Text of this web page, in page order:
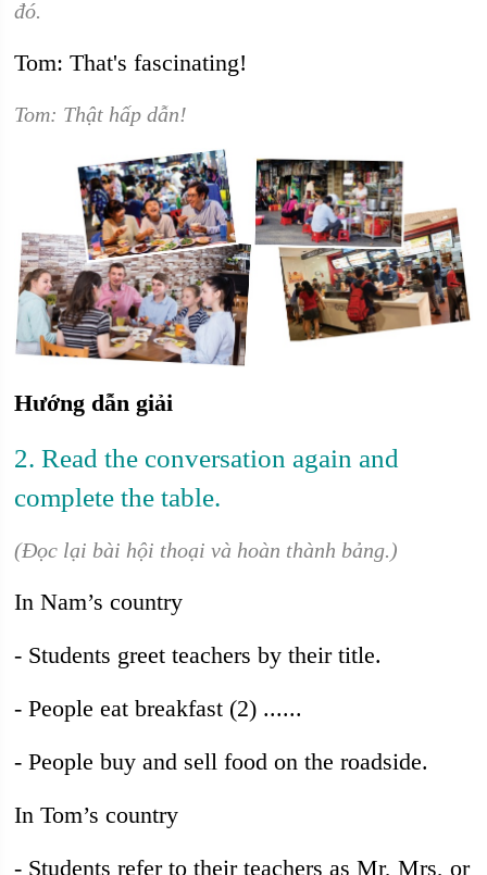
đó.
Tom: That's fascinating!
Tom: Thật hấp dẫn!
Hướng dẫn giải
2. Read the conversation again and
complete the table.
(Đọc lại bài hội thoại và hoàn thành bảng.)
In Nam’s country
- Students greet teachers by their title.
- People eat breakfast (2) ......
- People buy and sell food on the roadside.
In Tom’s country
- Students refer to their teachers as Mr, Mrs, or